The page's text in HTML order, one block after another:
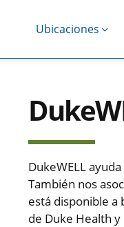
Ubicaciones
DukeWELL
También nos
está disponible a
de Duke Health